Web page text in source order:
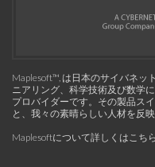
Maplesoft™, は日本のサイバネッ
ニアリング、科学技術及び数学
プロバイダーです。その製品ス
と、我々の素晴らしい人材を反映
Maplesoftについて詳しくはこちら